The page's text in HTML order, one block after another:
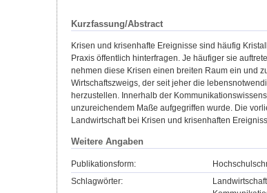
Kurzfassung/Abstract
Krisen und krisenhafte Ereignisse sind häufig
Praxis öffentlich hinterfragen. Je häufiger sie
nehmen diese Krisen einen breiten Raum ein und
Wirtschaftszweigs, der seit jeher die
herzustellen. Innerhalb der
unzureichendem Maße aufgegriffen wurde. Die
Landwirtschaft bei Krisen und krisenhaften
Weitere Angaben
Publikationsform:
Schlagwörter: